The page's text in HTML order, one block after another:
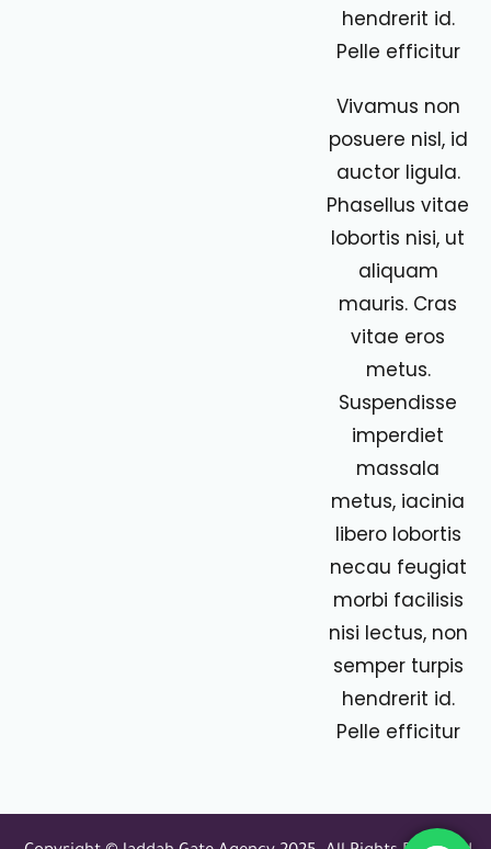
hendrerit id.
Pelle efficitur
Vivamus non
posuere nisl, id
auctor ligula.
Phasellus vitae
lobortis nisi, ut
aliquam
mauris. Cras
vitae eros
metus.
Suspendisse
imperdiet
massala
metus, iacinia
libero lobortis
necau feugiat
morbi facilisis
nisi lectus, non
semper turpis
hendrerit id.
Pelle efficitur